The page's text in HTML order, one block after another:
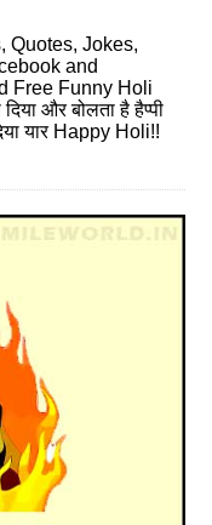
Quotes, Jokes,
and
Free Funny Holi
और बोलता है हैप्‍पी
यार Happy Holi!!